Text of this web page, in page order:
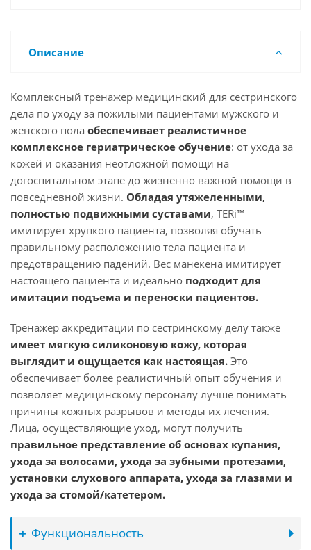
Описание
Комплексный тренажер медицинский для сестринского
дела по уходу за пожилыми пациентами мужского и
женского пола обеспечивает реалистичное
комплексное гериатрическое обучение: от ухода за
кожей и оказания неотложной помощи на
догоспитальном этапе до жизненно важной помощи в
повседневной жизни. Обладая утяжеленными,
полностью подвижными суставами, TERi™
имитирует хрупкого пациента, позволяя обучать
правильному расположению тела пациента и
предотвращению падений. Вес манекена имитирует
настоящего пациента и идеально подходит для
имитации подъема и переноски пациентов.
Тренажер аккредитации по сестринскому делу также
имеет мягкую силиконовую кожу, которая
выглядит и ощущается как настоящая. Это
обеспечивает более реалистичный опыт обучения и
позволяет медицинскому персоналу лучше понимать
причины кожных разрывов и методы их лечения.
Лица, осуществляющие уход, могут получить
правильное представление об основах купания,
ухода за волосами, ухода за зубными протезами,
установки слухового аппарата, ухода за глазами и
ухода за стомой/катетером.
Функциональность